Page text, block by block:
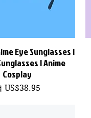
快速瀏覽
Eye Sunglasses |
| Anime
Cosplay
US$38.95
銷價格